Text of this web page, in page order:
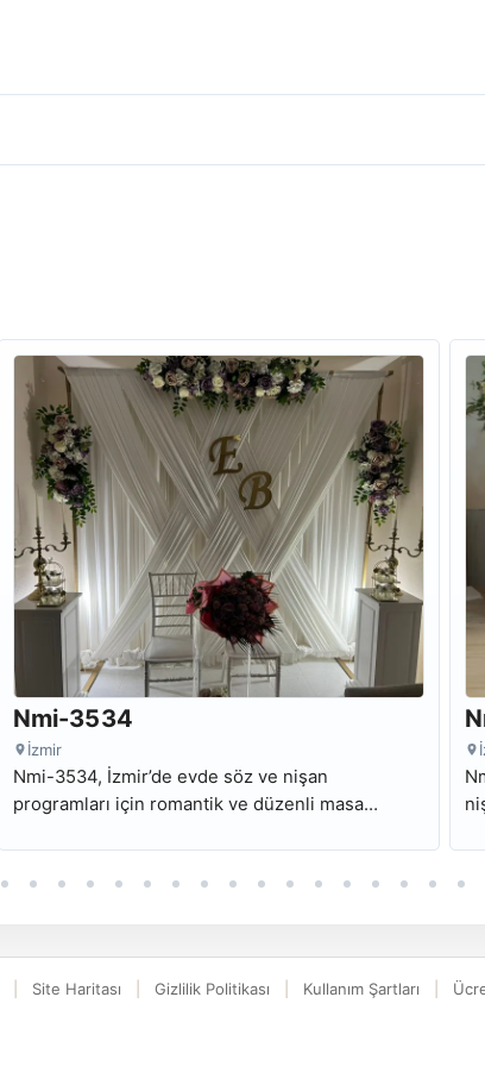
Nmi-3534
İzmir
Nmi-3534, İzmir’de evde söz ve nişan
programları için romantik ve düzenli masa
Site Haritası Gizlilik Politikası Kullanım Şartları